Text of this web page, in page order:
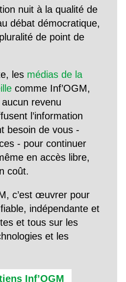
nuit à la qualité de
débat démocratique,
de point de
les médias de la
comme Inf’OGM,
revenu
l’information
besoin de vous -
- pour continuer
en accès libre,
coût.
c’est œuvrer pour
indépendante et
et tous sur les
et les
Inf’OGM